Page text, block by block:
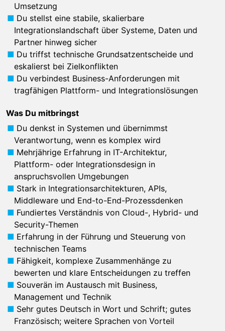
Umsetzung
Du stellst eine stabile, skalierbare
Integrationslandschaft über Systeme, Daten und
Partner hinweg sicher
Du triffst technische Grundsatzentscheide und
eskalierst bei Zielkonflikten
Du verbindest Business-Anforderungen mit
tragfähigen Plattform- und Integrationslösungen
Was Du mitbringst
Du denkst in Systemen und übernimmst
Verantwortung, wenn es komplex wird
Mehrjährige Erfahrung in IT-Architektur,
Plattform- oder Integrationsdesign in
anspruchsvollen Umgebungen
Stark in Integrationsarchitekturen, APIs,
Middleware und End-to-End-Prozessdenken
Fundiertes Verständnis von Cloud-, Hybrid- und
Security-Themen
Erfahrung in der Führung und Steuerung von
technischen Teams
Fähigkeit, komplexe Zusammenhänge zu
bewerten und klare Entscheidungen zu treffen
Souverän im Austausch mit Business,
Management und Technik
Sehr gutes Deutsch in Wort und Schrift; gutes
Französisch; weitere Sprachen von Vorteil